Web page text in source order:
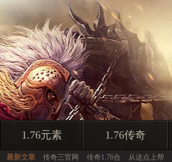
1.76元素 1.76传奇
最新文章 传奇三官网 传奇1.76合 从这点上帮